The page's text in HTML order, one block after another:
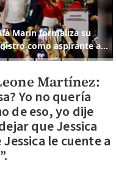
Martínez:
Yo no quería
de eso, yo dije
que Jessica
le cuente a